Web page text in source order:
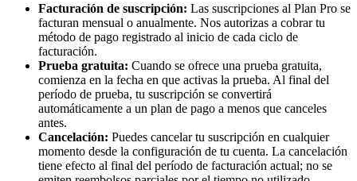
Facturación de suscripción: Las suscripciones al Plan Pro se
facturan mensual o anualmente. Nos autorizas a cobrar tu
método de pago registrado al inicio de cada ciclo de
facturación.
Prueba gratuita: Cuando se ofrece una prueba gratuita,
comienza en la fecha en que activas la prueba. Al final del
período de prueba, tu suscripción se convertirá
automáticamente a un plan de pago a menos que canceles
antes.
Cancelación: Puedes cancelar tu suscripción en cualquier
momento desde la configuración de tu cuenta. La cancelación
tiene efecto al final del período de facturación actual; no se